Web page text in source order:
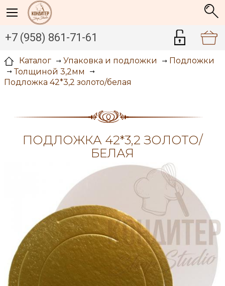
+7 (958) 861-71-61
Каталог Упаковка и подложки
Подложки
Толщиной 3,2мм
Подложка 42*3,2 золото/белая
ПОДЛОЖКА 42*3,2 ЗОЛОТО/
БЕЛАЯ